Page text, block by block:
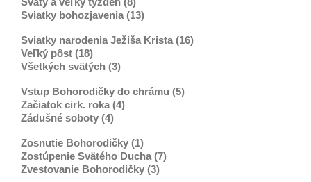
Sviatky bohozjavenia (13)
Sviatky narodenia Ježiša Krista (16)
Veľký pôst (18)
Všetkých svätých (3)
Vstup Bohorodičky do chrámu (5)
Začiatok cirk. roka (4)
Zádušné soboty (4)
Zosnutie Bohorodičky (1)
Zostúpenie Svätého Ducha (7)
Zvestovanie Bohorodičky (3)